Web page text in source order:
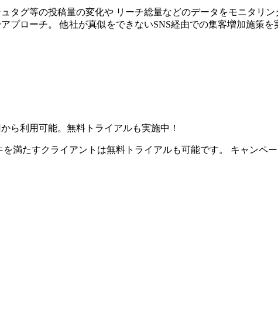
タグ等の投稿量の変化や リーチ総量などのデータをモニタリ
プローチ。 他社が真似をできないSNS経由での集客増加施策を
ら利用可能。無料トライアルも実施中！
満たすクライアントは無料トライアルも可能です。 キャンペ